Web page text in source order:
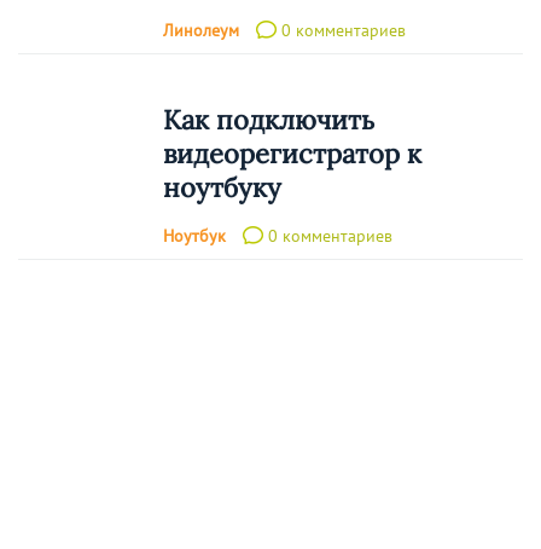
Линолеум 0 комментариев
Как подключить
видеорегистратор к
ноутбуку
Ноутбук 0 комментариев